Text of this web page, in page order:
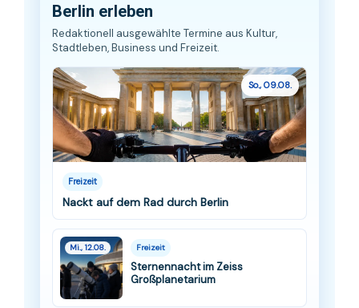
Berlin erleben
Redaktionell ausgewählte Termine aus Kultur,
Stadtleben, Business und Freizeit.
So., 09.08.
Freizeit
Nackt auf dem Rad durch Berlin
Mi., 12.08. Freizeit
Sternennacht im Zeiss
Großplanetarium